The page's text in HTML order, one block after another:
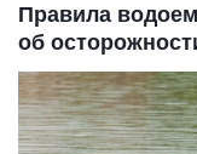
Правила
об